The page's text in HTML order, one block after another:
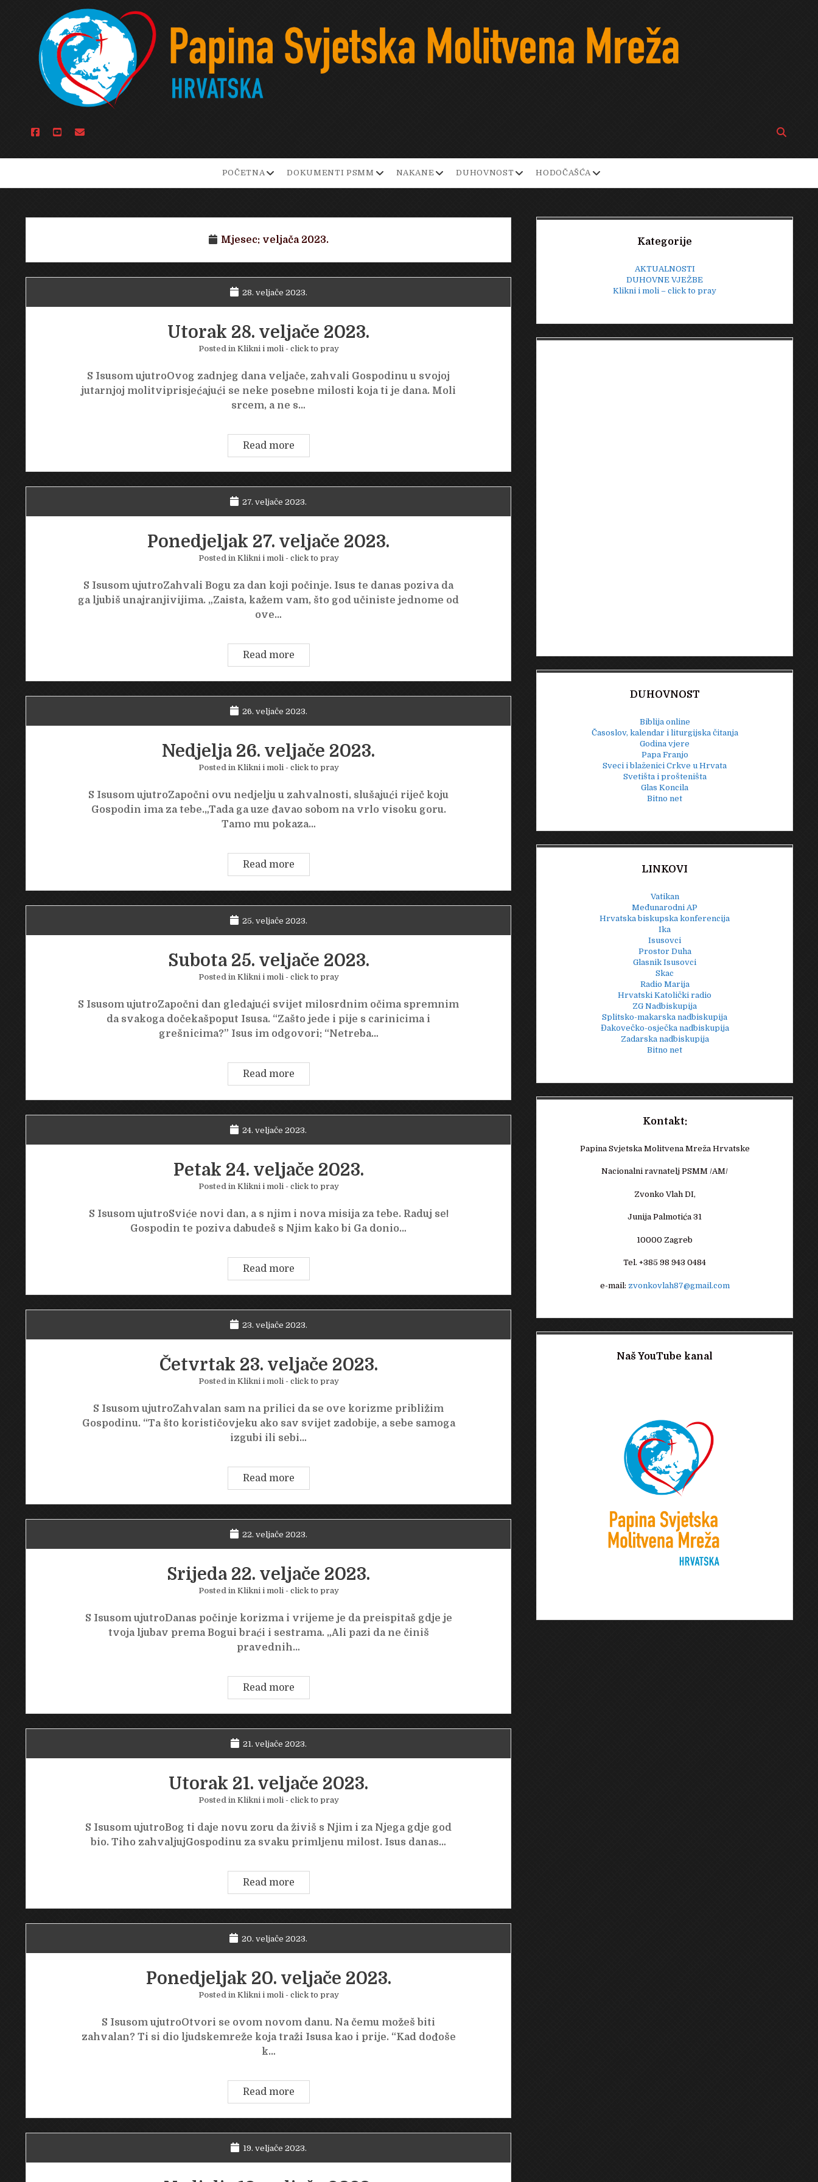
facebook
youtubeemail
Open
bar
POČETNAopen
menu
DOKUMENTI PSMM open
menu
NAKANE open
menu
DUHOVNOST open
menu
HODOČAŠĆA open
menu
Mjesec: veljača 2023.
28. veljače 2023.
Utorak 28. veljače 2023.
Posted in Klikni i moli - click to pray
S Isusom ujutroOvog zadnjeg dana veljače, zahvali Gospodinu u svojoj
jutarnjoj molitviprisjećajući se neke posebne milosti koja ti je dana. Moli
srcem, a ne s…
Read moreUtorak
28.
veljače
2023.
27. veljače 2023.
Ponedjeljak 27. veljače 2023.
Posted in Klikni i moli - click to pray
S Isusom ujutroZahvali Bogu za dan koji počinje. Isus te danas poziva da
ga ljubiš unajranjivijima. „Zaista, kažem vam, što god učiniste jednome od
ove…
Read morePonedjeljak
27.
veljače
2023.
26. veljače 2023.
Nedjelja 26. veljače 2023.
Posted in Klikni i moli - click to pray
S Isusom ujutroZapočni ovu nedjelju u zahvalnosti, slušajući riječ koju
Gospodin ima za tebe.„Tada ga uze đavao sobom na vrlo visoku goru.
Tamo mu pokaza…
Read moreNedjelja
26.
veljače
2023.
25. veljače 2023.
Subota 25. veljače 2023.
Posted in Klikni i moli - click to pray
S Isusom ujutroZapočni dan gledajući svijet milosrdnim očima spremnim
da svakoga dočekašpoput Isusa. “Zašto jede i pije s carinicima i
grešnicima?” Isus im odgovori: “Netreba…
Read moreSubota
25.
veljače
2023.
24. veljače 2023.
Petak 24. veljače 2023.
Posted in Klikni i moli - click to pray
S Isusom ujutroSviće novi dan, a s njim i nova misija za tebe. Raduj se!
Gospodin te poziva dabudeš s Njim kako bi Ga donio…
Read morePetak
24.
veljače
2023.
23. veljače 2023.
Četvrtak 23. veljače 2023.
Posted in Klikni i moli - click to pray
S Isusom ujutroZahvalan sam na prilici da se ove korizme približim
Gospodinu. “Ta što korističovjeku ako sav svijet zadobije, a sebe samoga
izgubi ili sebi…
Read moreČetvrtak
23.
veljače
2023.
22. veljače 2023.
Srijeda 22. veljače 2023.
Posted in Klikni i moli - click to pray
S Isusom ujutroDanas počinje korizma i vrijeme je da preispitaš gdje je
tvoja ljubav prema Bogui braći i sestrama. „Ali pazi da ne činiš
pravednih…
Read moreSrijeda
22.
veljače
2023.
21. veljače 2023.
Utorak 21. veljače 2023.
Posted in Klikni i moli - click to pray
S Isusom ujutroBog ti daje novu zoru da živiš s Njim i za Njega gdje god
bio. Tiho zahvaljujGospodinu za svaku primljenu milost. Isus danas…
Read moreUtorak
21.
veljače
2023.
20. veljače 2023.
Ponedjeljak 20. veljače 2023.
Posted in Klikni i moli - click to pray
S Isusom ujutroOtvori se ovom novom danu. Na čemu možeš biti
zahvalan? Ti si dio ljudskemreže koja traži Isusa kao i prije. “Kad dođoše
k…
Read morePonedjeljak
20.
veljače
2023.
19. veljače 2023.
Sidebar
Kategorije
AKTUALNOSTI
DUHOVNE VJEŽBE
Klikni i moli – click to pray
DUHOVNOST
Biblija online
Časoslov, kalendar i liturgijska čitanja
Godina vjere
Papa Franjo
Sveci i blaženici Crkve u Hrvata
Svetišta i prošteništa
Glas Koncila
Bitno net
LINKOVI
Vatikan
Međunarodni AP
Hrvatska biskupska konferencija
Ika
Isusovci
Prostor Duha
Glasnik Isusovci
Skac
Radio Marija
Hrvatski Katolički radio
ZG Nadbiskupija
Splitsko-makarska nadbiskupija
Đakovečko-osječka nadbiskupija
Zadarska nadbiskupija
Bitno net
Kontakt:
Papina Svjetska Molitvena Mreža Hrvatske
Nacionalni ravnatelj PSMM /AM/
Zvonko Vlah DI,
Junija Palmotića 31
10000 Zagreb
Tel. +385 98 943 0484
e-mail: zvonkovlah87@gmail.com
Naš YouTube kanal